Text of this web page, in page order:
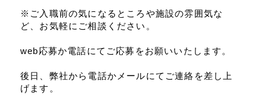
※ご入職前の気になるところや施設の雰囲気な
ど、お気軽にご相談ください。
web応募か電話にてご応募をお願いいたします。
後日、弊社から電話かメールにてご連絡を差し上
げます。